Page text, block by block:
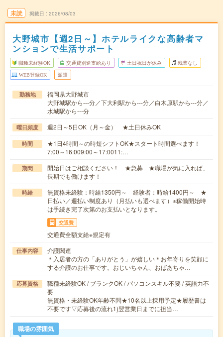
未読 掲載日 2026/08/03
大野城市【週2日～】ホテルライクな高齢者マ
ンションで生活サポート
職種未経験OK 交通費別途支給あり 土日祝日が休み 残業なし
WEB登録OK 派遣
勤務地
福岡県大野城市
大野城駅から---分／下大利駅から---分／白木原駅から---分／
水城駅から---分
曜日頻度 週2日～5日OK（月～金） ★土日休みOK
時間
★1日4時間～の時短シフトOK★スタート時間選べます！
7:00～16:009:00～17:0011:…
期間
開始日はご相談ください！ ★急募 ★職場が気に入れば、
長期でも働けます！
時給
無資格未経験：時給1350円～ 経験者：時給1400円～ ★
日払い／週払い制度あり（月払いも選べます）※稼働開始時
は手続き完了次第のお支払いとなります。
交通費
交通費全額支給※規定有
仕事内容
介護関連
＊入居者の方の「ありがとう」が嬉しい＊お年寄りを笑顔に
する介護のお仕事です。おじいちゃん、おばあちゃ…
応募資格
職種未経験OK / ブランクOK / パソコンスキル不要 / 英語力不
要
無資格・未経験OK年齢不問★10名以上採用予定★履歴書は
不要です▽応募後の流れ1)翌営業日までに担当…
職場の雰囲気